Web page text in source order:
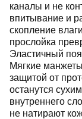
каналы и не
впитывание и
скопление
прослойка
Эластичный
Мягкие
защитой от
останутся
внутреннего
не натирают